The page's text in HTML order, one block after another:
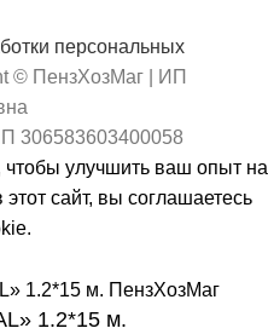
персональных
© ПензХозМаг | ИП
306583603400058
улучшить ваш опыт на
сайт, вы соглашаетесь
1.2*15 м.